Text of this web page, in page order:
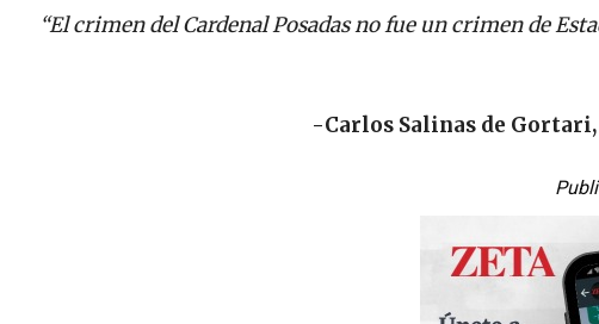
“El crimen del Cardenal Posadas no fue un crimen de
-Carlos Salinas de